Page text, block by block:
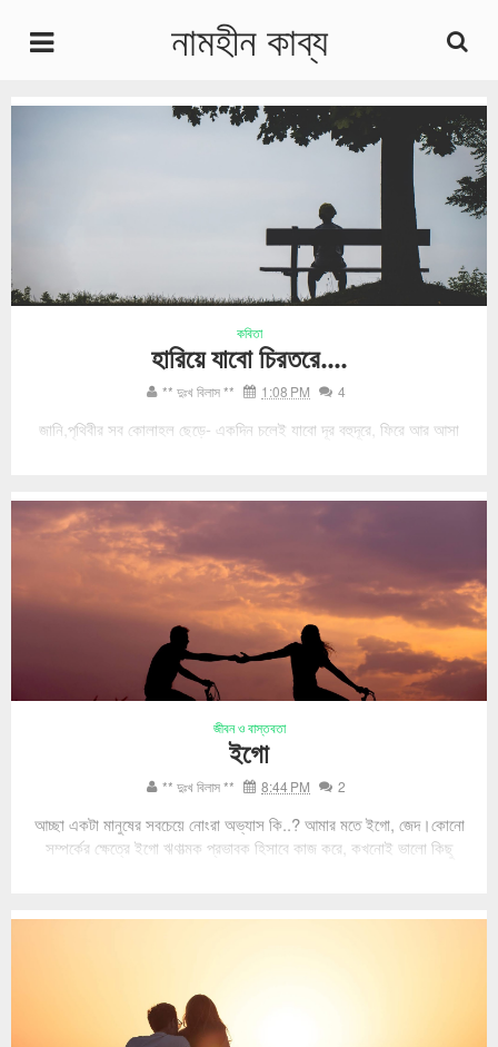
নামহীন কাব্য
কবিতা
হারিয়ে যাবো চিরতরে....
** দুঃখ বিলাস ** 1:08 PM 4
জানি,পৃথিবীর সব কোলাহল ছেড়ে- একদিন চলেই যাবো দূর বহুদূরে, ফিরে আর আসা
জীবন ও বাস্তবতা
ইগো
** দুঃখ বিলাস ** 8:44 PM 2
আচ্ছা একটা মানুষের সবচেয়ে নোংরা অভ্যাস কি..? আমার মতে ইগো, জেদ।কোনো
সম্পর্কের ক্ষেত্রে ইগো ঋণাত্মক প্রভাবক হিসাবে কাজ করে, কখনোই ভালো কিছু